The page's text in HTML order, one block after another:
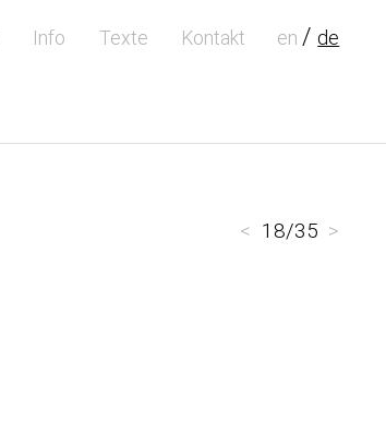
Info Texte Kontakt en de
< 18/35 >